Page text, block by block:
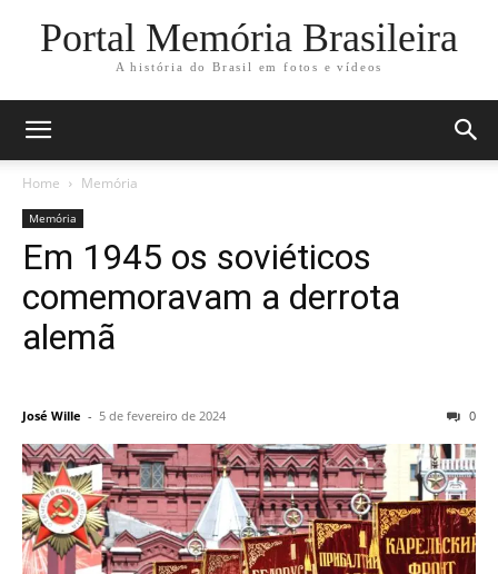
Portal Memória Brasileira
A história do Brasil em fotos e vídeos
Home Memória
Memória
Em 1945 os soviéticos
comemoravam a derrota
alemã
José Wille - 5 de fevereiro de 2024 0